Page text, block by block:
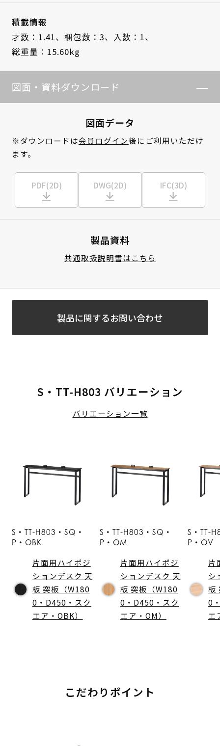
積載情報
才数：1.41、 梱包数：3、
入数：1、
総重量：15.60kg
図面・資料ダウンロード
図面データ
※ダウンロードは会員ログイン後にご利用いただけ
ます。
PDF(2D) DWG(2D) IFC(3D)
製品資料
共通取扱説明書はこちら
製品に関するお問い合わせ
S・TT-H803 バリエーション
バリエーション一覧
S・TT-H803・SQ・
P・OBK
片面用ハイポジ
ションデスク 天
板 突板（W180
0・D450・スク
エア・OBK）
S・TT-H803・SQ・
P・OM
片面用ハイポジ
ションデスク 天
板 突板（W180
0・D450・スク
エア・OM）
S・TT-
P・OV
片
シ
板
0
エ
こだわりポイント